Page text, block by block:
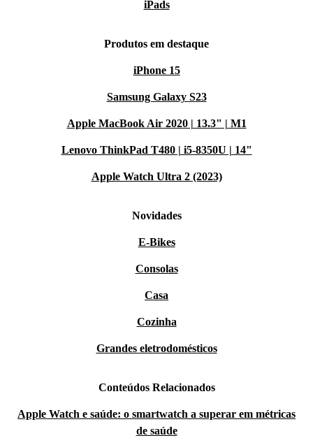
iPads
Produtos em destaque
iPhone 15
Samsung Galaxy S23
Apple MacBook Air 2020 | 13.3" | M1
Lenovo ThinkPad T480 | i5-8350U | 14"
Apple Watch Ultra 2 (2023)
Novidades
E-Bikes
Consolas
Casa
Cozinha
Grandes eletrodomésticos
Conteúdos Relacionados
Apple Watch e saúde: o smartwatch a superar em métricas
de saúde